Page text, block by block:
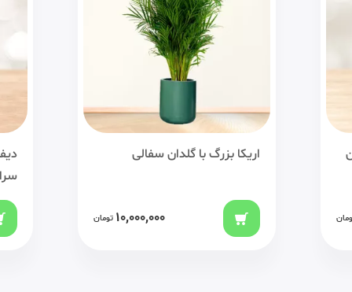
اریکا بزرگ با گلدان سفالی
10,000,000 تومان